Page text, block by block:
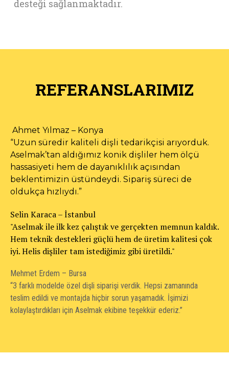
desteği sağlanmaktadır.
REFERANSLARIMIZ
Ahmet Yılmaz – Konya
“Uzun süredir kaliteli dişli tedarikçisi arıyorduk.
Aselmak’tan aldığımız konik dişliler hem ölçü
hassasiyeti hem de dayanıklılık açısından
beklentimizin üstündeydi. Sipariş süreci de
oldukça hızlıydı.”
Selin Karaca – İstanbul
"Aselmak ile ilk kez çalıştık ve gerçekten memnun kaldık.
Hem teknik destekleri güçlü hem de üretim kalitesi çok
iyi. Helis dişliler tam istediğimiz gibi üretildi."
Mehmet Erdem – Bursa
“3 farklı modelde özel dişli siparişi verdik. Hepsi zamanında
teslim edildi ve montajda hiçbir sorun yaşamadık. İşimizi
kolaylaştırdıkları için Aselmak ekibine teşekkür ederiz.”